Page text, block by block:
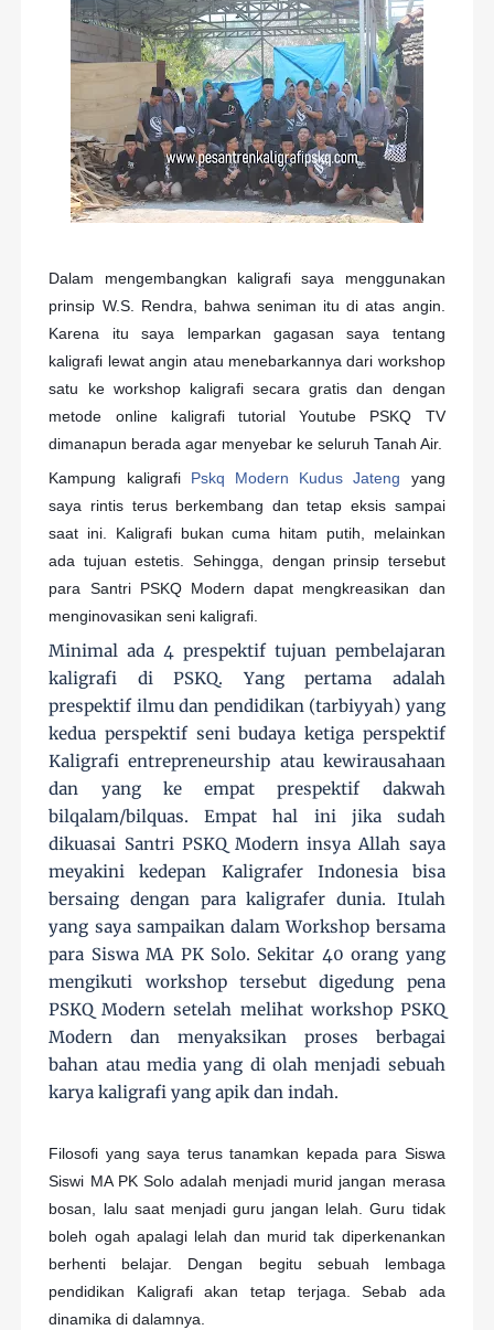
Dalam mengembangkan kaligrafi saya menggunakan
prinsip W.S. Rendra, bahwa seniman itu di atas angin.
Karena itu saya lemparkan gagasan saya tentang
kaligrafi lewat angin atau menebarkannya dari workshop
satu ke workshop kaligrafi secara gratis dan dengan
metode online kaligrafi tutorial Youtube PSKQ TV
dimanapun berada agar menyebar ke seluruh Tanah Air.
Kampung kaligrafi Pskq Modern Kudus Jateng yang
saya rintis terus berkembang dan tetap eksis sampai
saat ini. Kaligrafi bukan cuma hitam putih, melainkan
ada tujuan estetis. Sehingga, dengan prinsip tersebut
para Santri PSKQ Modern dapat mengkreasikan dan
menginovasikan seni kaligrafi.
Minimal ada 4 prespektif tujuan pembelajaran
kaligrafi di PSKQ. Yang pertama adalah
prespektif ilmu dan pendidikan (tarbiyyah) yang
kedua perspektif seni budaya ketiga perspektif
Kaligrafi entrepreneurship atau kewirausahaan
dan yang ke empat prespektif dakwah
bilqalam/bilquas. Empat hal ini jika sudah
dikuasai Santri PSKQ Modern insya Allah saya
meyakini kedepan Kaligrafer Indonesia bisa
bersaing dengan para kaligrafer dunia. Itulah
yang saya sampaikan dalam Workshop bersama
para Siswa MA PK Solo. Sekitar 40 orang yang
mengikuti workshop tersebut digedung pena
PSKQ Modern setelah melihat workshop PSKQ
Modern dan menyaksikan proses berbagai
bahan atau media yang di olah menjadi sebuah
karya kaligrafi yang apik dan indah.
Filosofi yang saya terus tanamkan kepada para Siswa
Siswi MA PK Solo adalah menjadi murid jangan merasa
bosan, lalu saat menjadi guru jangan lelah. Guru tidak
boleh ogah apalagi lelah dan murid tak diperkenankan
berhenti belajar. Dengan begitu sebuah lembaga
pendidikan Kaligrafi akan tetap terjaga. Sebab ada
dinamika di dalamnya.